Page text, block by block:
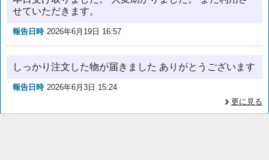
せていただきます。
報告日時 2026年6月19日 16:57
しっかり注文した物が届きました ありがとうございます
報告日時 2026年6月3日 15:24
更に見る